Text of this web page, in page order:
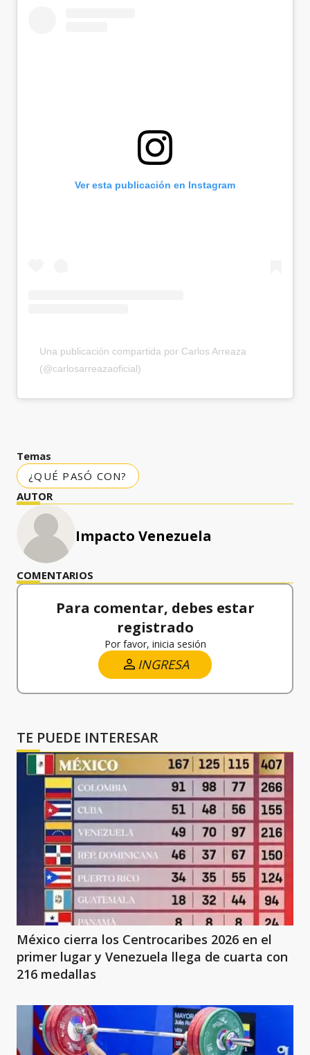
Ver esta publicación en Instagram
Una publicación compartida por Carlos Arreaza
(@carlosarreazaoficial)
Temas
¿QUÉ PASÓ CON?
AUTOR
Impacto Venezuela
COMENTARIOS
Para comentar, debes estar
registrado
Por favor, inicia sesión
INGRESA
TE PUEDE INTERESAR
México cierra los Centrocaribes 2026 en el
primer lugar y Venezuela llega de cuarta con
216 medallas